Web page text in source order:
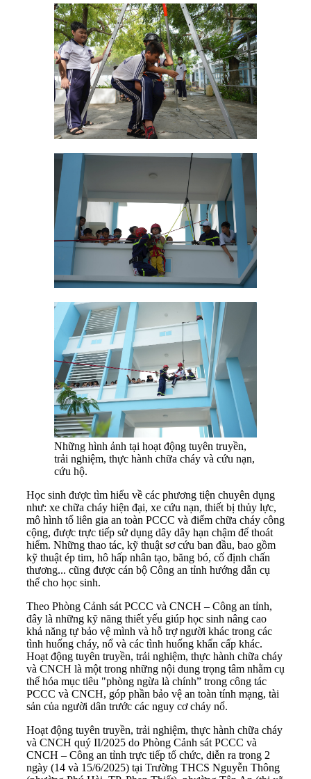
Những hình ảnh tại hoạt động tuyên truyền,
trải nghiệm, thực hành chữa cháy và cứu nạn,
cứu hộ.
Học sinh được tìm hiểu về các phương tiện chuyên dụng
như: xe chữa cháy hiện đại, xe cứu nạn, thiết bị thủy lực,
mô hình tổ liên gia an toàn PCCC và điểm chữa cháy công
cộng, được trực tiếp sử dụng dây dây hạn chậm để thoát
hiểm. Những thao tác, kỹ thuật sơ cứu ban đầu, bao gồm
kỹ thuật ép tim, hô hấp nhân tạo, băng bó, cố định chấn
thương... cũng được cán bộ Công an tỉnh hướng dẫn cụ
thể cho học sinh.
Theo Phòng Cảnh sát PCCC và CNCH – Công an tỉnh,
đây là những kỹ năng thiết yếu giúp học sinh nâng cao
khả năng tự bảo vệ mình và hỗ trợ người khác trong các
tình huống cháy, nổ và các tình huống khẩn cấp khác.
Hoạt động tuyên truyền, trải nghiệm, thực hành chữa cháy
và CNCH là một trong những nội dung trọng tâm nhằm cụ
thể hóa mục tiêu "phòng ngừa là chính” trong công tác
PCCC và CNCH, góp phần bảo vệ an toàn tính mạng, tài
sản của người dân trước các nguy cơ cháy nổ.
Hoạt động tuyên truyền, trải nghiệm, thực hành chữa cháy
và CNCH quý II/2025 do Phòng Cảnh sát PCCC và
CNCH – Công an tỉnh trực tiếp tổ chức, diễn ra trong 2
ngày (14 và 15/6/2025) tại Trường THCS Nguyễn Thông